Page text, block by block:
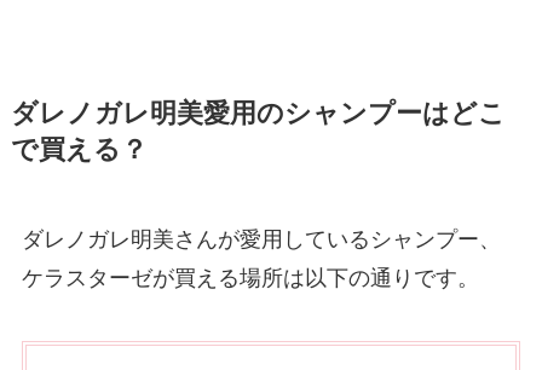
ダレノガレ明美愛用のシャンプーはどこ
で買える？
ダレノガレ明美さんが愛用しているシャンプー、
ケラスターゼが買える場所は以下の通りです。